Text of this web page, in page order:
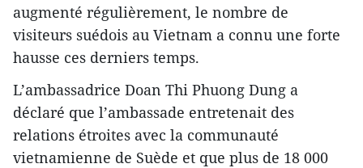
augmenté régulièrement, le nombre de
visiteurs suédois au Vietnam a connu une forte
hausse ces derniers temps.
L’ambassadrice Doan Thi Phuong Dung a
déclaré que l’ambassade entretenait des
relations étroites avec la communauté
vietnamienne de Suède et que plus de 18 000